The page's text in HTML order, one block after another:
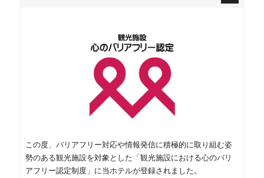
この度、バリアフリー対応や情報発信に積極的に取り組む姿
勢のある観光施設を対象とした「観光施設における心のバリ
アフリー認定制度」に当ホテルが登録されました。